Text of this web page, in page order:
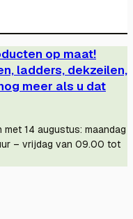
op maat!
ladders, dekzeilen,
meer als u dat
14 augustus: maandag
– vrijdag van 09.00 tot